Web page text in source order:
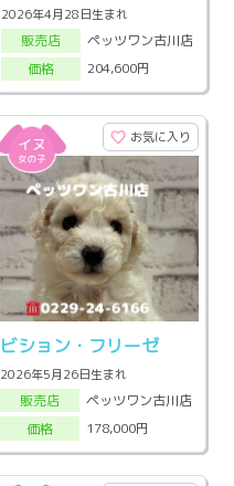
2026年4月28日生まれ
販売店
ペッツワン古川店
価格
204,600円
お気に入り
ビション・フリーゼ
2026年5月26日生まれ
販売店
ペッツワン古川店
価格
178,000円